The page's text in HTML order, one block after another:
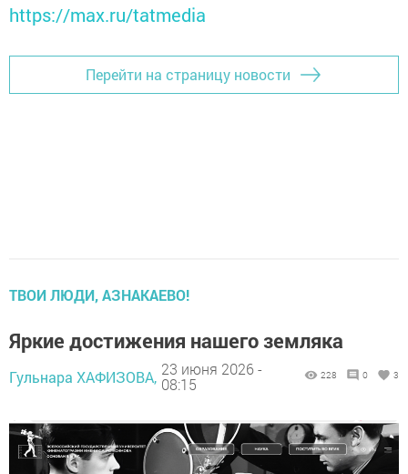
https://max.ru/tatmedia
Перейти на страницу новости
ТВОИ ЛЮДИ, АЗНАКАЕВО!
Яркие достижения нашего земляка
Гульнара ХАФИЗОВА, 23 июня 2026 -
08:15
228 0 3